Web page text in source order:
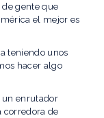
de gente que
el mejor es
teniendo unos
hacer algo
un enrutador
corredora de